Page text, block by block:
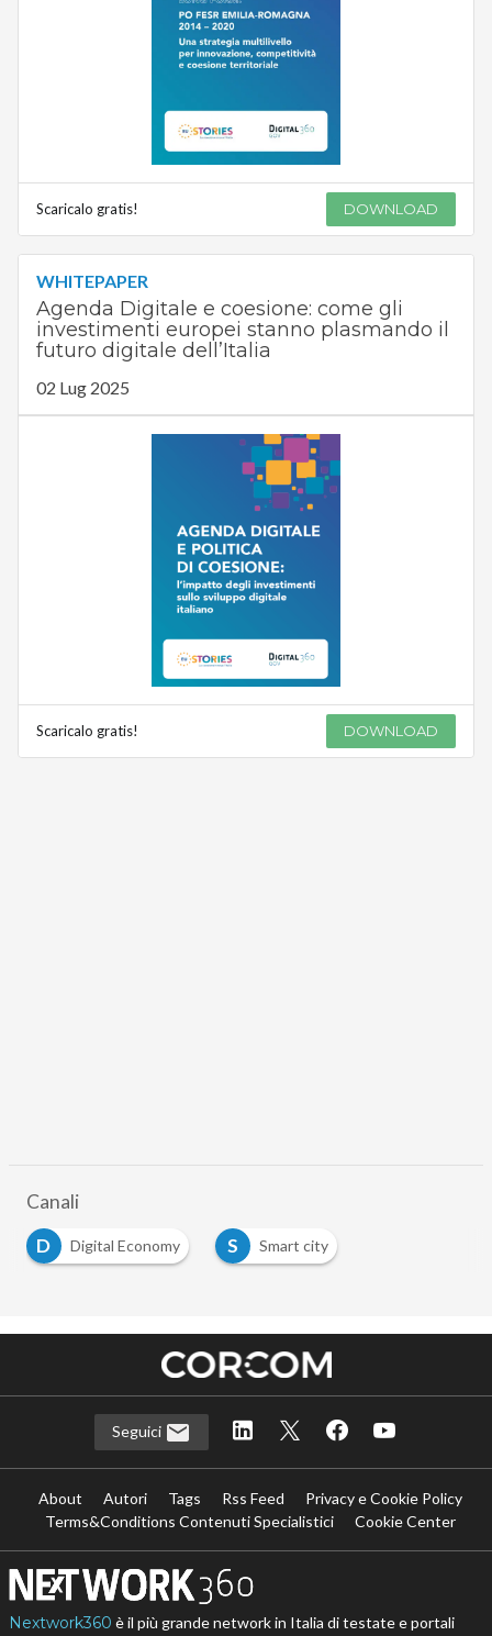
Scaricalo gratis! DOWNLOAD
WHITEPAPER
Agenda Digitale e coesione: come gli
investimenti europei stanno plasmando il
futuro digitale dell’Italia
02 Lug 2025
Scaricalo gratis! DOWNLOAD
Canali
D
Digital Economy S Smart city
Seguici
About Autori Tags Rss Feed
Privacy e Cookie Policy
Terms&Conditions Contenuti Specialistici
Cookie Center
Nextwork360 è il più grande network in Italia di testate e portali